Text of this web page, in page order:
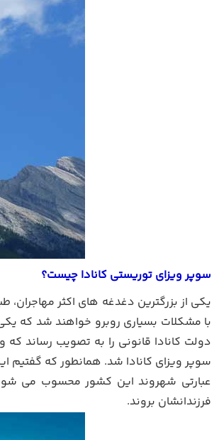
سوپر ویزای توریستی کانادا چیست؟
یکی از بزرگترین دغدغه های اکثر
دولت کانادا قانونی را به تصویب رساند که
عبارتی شهروند این کشور محسوب می
فرزندانشان بروند.